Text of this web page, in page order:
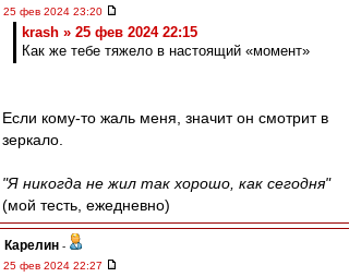
25 фев 2024 23:20
krash » 25 фев 2024 22:15
Как же тебе тяжело в настоящий «момент»
Если кому-то жаль меня, значит он смотрит в
зеркало.
"Я никогда не жил так хорошо, как сегодня"
(мой тесть, ежедневно)
Карелин -
25 фев 2024 22:27